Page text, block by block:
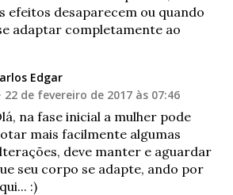
efeitos desaparecem ou quando
adaptar completamente ao
Edgar
22 de fevereiro de 2017 às 07:46
na fase inicial a mulher pode
mais facilmente algumas
deve manter e aguardar
seu corpo se adapte, ando por
:)